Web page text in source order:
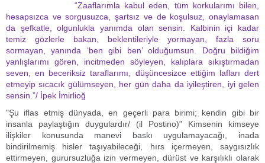
“Zaaflarımla kabul eden, tüm korkularımı bilen,
hesapsızca ve sorgusuzca, şartsız ve de koşulsuz, onaylamasan
da şefkatle, olgunlukla yanımda olan sensin. Kalbinin içi kadar
temiz gözlerle bakan, beklentileriyle yormayan, fazla soru
sormayan, yanında ‘ben gibi ben’ olduğumsun. Doğru bildiğim
yanlışlarımı gören, incitmeden söyleyen, kalıplara sıkıştırmadan
seven, en beceriksiz taraflarımı, düşüncesizce ettiğim lafları dert
etmeyip sıcacık gülümseyen, her gün daha da iyileştiren, iyi gelen
sensin.”/ İpek İmirlioğ
"Şu iflas etmiş dünyada, en geçerli para birimi; kendin gibi bir
insanla paylaştığın duygulardır/ (il Postino)" Kimsenin kimseye
ilişkiler konusunda manevi baskı uygulamayacağı, inada
bindirilmemiş hisler taşıyabileceği, hırs içermeyen, saygısızlık
ettirmeyen, gurursuzluğa izin vermeyen, dürüst ve karşılıklı olarak